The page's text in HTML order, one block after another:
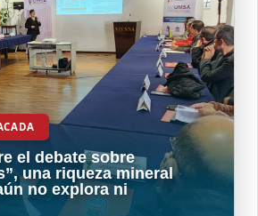
el debate sobre
una riqueza mineral
no explora ni